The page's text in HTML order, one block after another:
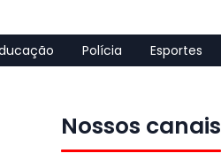
Polícia Esportes
Nossos canais